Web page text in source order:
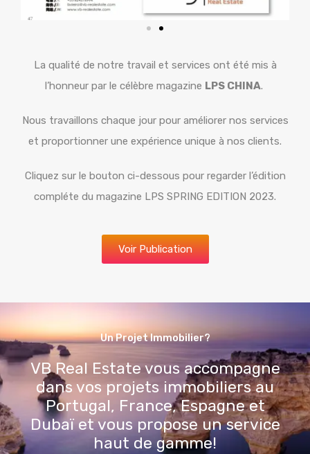
La qualité de notre travail et services ont été mis à
l’honneur par le célèbre magazine LPS CHINA.
Nous travaillons chaque jour pour améliorer nos services
et proportionner une expérience unique à nos clients.
Cliquez sur le bouton ci-dessous pour regarder l’édition
compléte du magazine LPS SPRING EDITION 2023.
Voir Publication
Un Projet Immobilier?
VB Real Estate vous accompagne
dans vos projets immobiliers au
Portugal, France, Espagne et
Dubaï et vous propose un service
haut de gamme!